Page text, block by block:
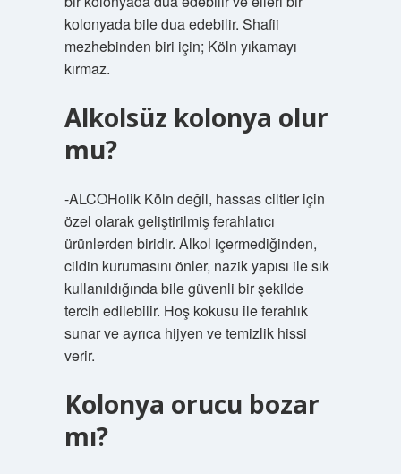
kolonyada bile dua edebilir. Shafii
mezhebinden biri için; Köln yıkamayı
kırmaz.
Alkolsüz kolonya olur
mu?
-ALCOHolik Köln değil, hassas ciltler için
özel olarak geliştirilmiş ferahlatıcı
ürünlerden biridir. Alkol içermediğinden,
cildin kurumasını önler, nazik yapısı ile sık
kullanıldığında bile güvenli bir şekilde
tercih edilebilir. Hoş kokusu ile ferahlık
sunar ve ayrıca hijyen ve temizlik hissi
verir.
Kolonya orucu bozar
mı?